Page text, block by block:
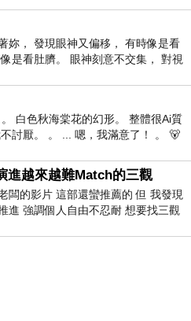
妳， 發現眼神又偏移， 有時像是看
是看肚臍。 眼神刻意不交集， 對視
讓我很難不
白色秋海棠花的幻形。 整體很Ai質
討厭。 。 ... 嗯，我滿意了！ 。 🐻
進越來越難Match的三觀
闆的影片 這部還蠻推薦的 但 我發現
進 強調個人自由不忍耐 想要找三觀
對象 連朋友都超